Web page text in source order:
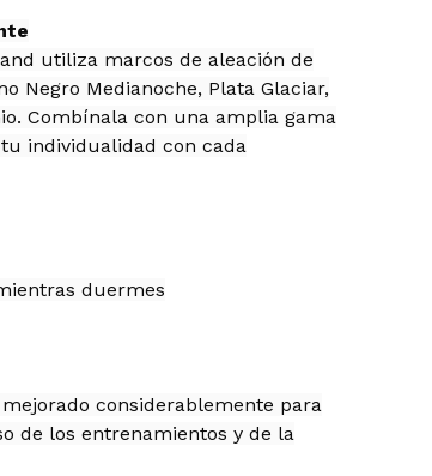
utiliza marcos de aleación de
Negro Medianoche, Plata Glaciar,
Combínala con una amplia gama
individualidad con cada
duermes
considerablemente para
de los entrenamientos y de la